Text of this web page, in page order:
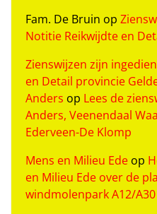
Fam. De Bruin op
Notitie Reikwijdte en
Zienswijzen zijn
en Detail provincie
Anders op Lees de
Anders, Veenendaal
Ederveen-De Klomp
Mens en Milieu Ede op
en Milieu Ede over de
windmolenpark A12/A30